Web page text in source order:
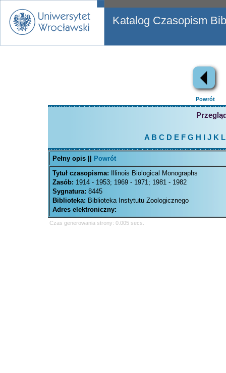
Katalog Czasopism
Powrót
A B C D EFG H J K L
Pełny opis ||
Powrót
Tytuł czasopisma:
Illinois Biological Monographs
Zasób: 1914 - 1953; 1969 - 1971; 1981 - 1982
Sygnatura: 8445
Biblioteka: Biblioteka Instytutu Zoologicznego
Adres elektroniczny:
Czas generowania strony: 0.005 secs.